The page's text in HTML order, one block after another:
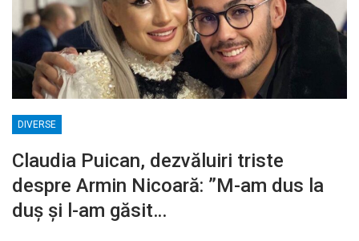
DIVERSE
Claudia Puican, dezvăluiri triste
despre Armin Nicoară: ”M-am dus la
duș și l-am găsit…